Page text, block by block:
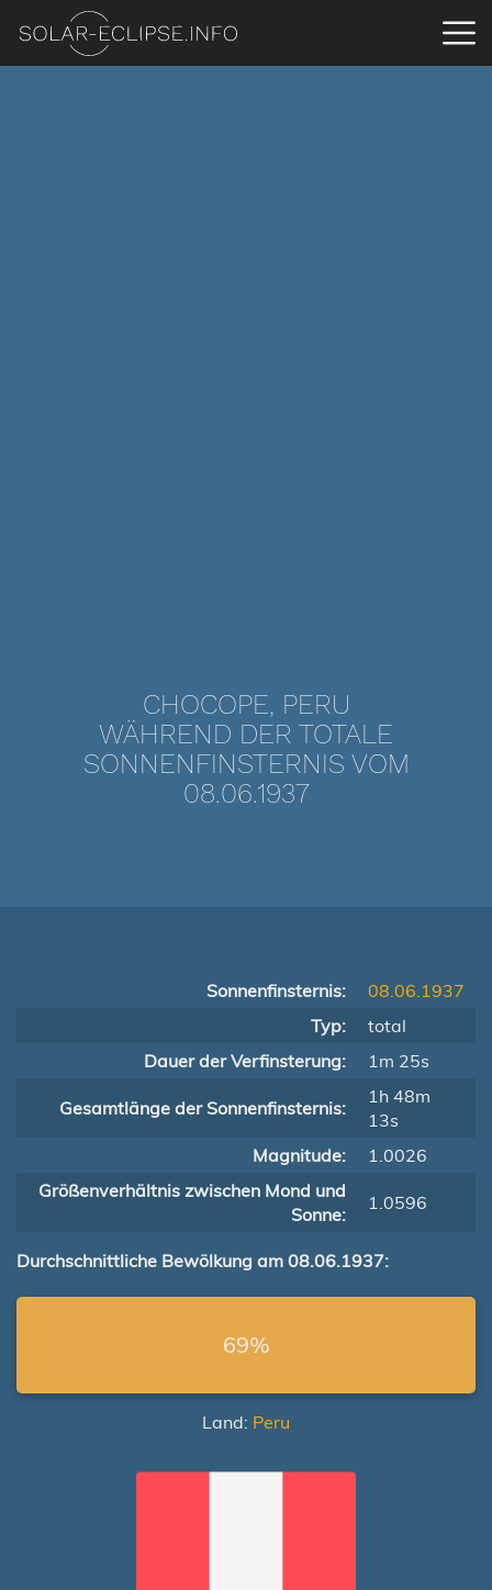
CHOCOPE, PERU
WÄHREND DER TOTALE
SONNENFINSTERNIS VOM
08.06.1937
Sonnenfinsternis:
08.06.1937
Typ:
total
Dauer der Verfinsterung:
1m 25s
Gesamtlänge der Sonnenfinsternis:
1h 48m
13s
Magnitude:
1.0026
Größenverhältnis zwischen Mond und
Sonne:
1.0596
Durchschnittliche Bewölkung am 08.06.1937:
69%
Land: Peru